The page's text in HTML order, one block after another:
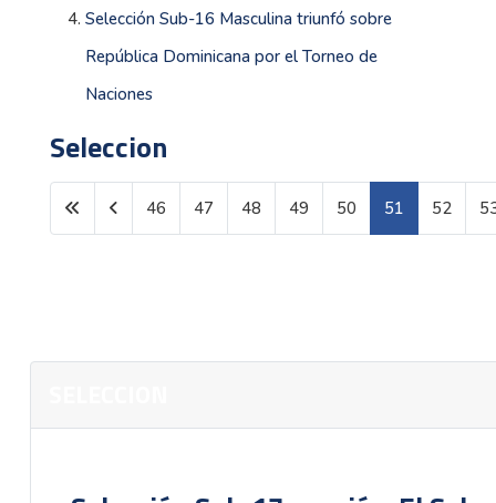
Selección Sub-16 Masculina triunfó sobre
República Dominicana por el Torneo de
Naciones
Seleccion
Página 51 de 149
46 47 48 49 50 51 52